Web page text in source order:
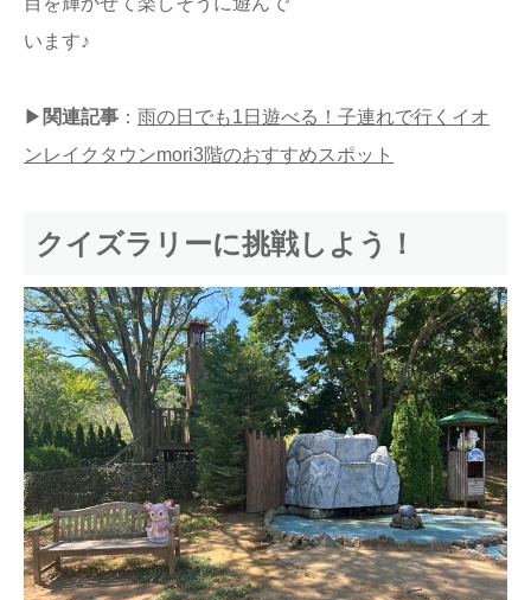
います♪
▶ 関連記事 ： 雨の日でも1日遊べる！子連れで行くイオ
ンレイクタウンmori3階のおすすめスポット
クイズラリーに挑戦しよう！